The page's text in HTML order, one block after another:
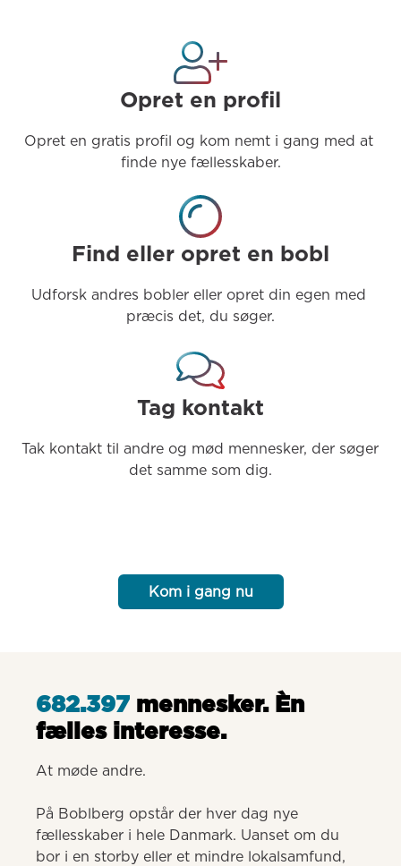
Opret en profil
Opret en gratis profil og kom nemt i gang med at
finde nye fællesskaber.
Find eller opret en bobl
Udforsk andres bobler eller opret din egen med
præcis det, du søger.
Tag kontakt
Tak kontakt til andre og mød mennesker, der søger
det samme som dig.
Kom i gang nu
682.397 mennesker. Èn
fælles interesse.
At møde andre.
På Boblberg opstår der hver dag nye
fællesskaber i hele Danmark. Uanset om du
bor i en storby eller et mindre lokalsamfund,